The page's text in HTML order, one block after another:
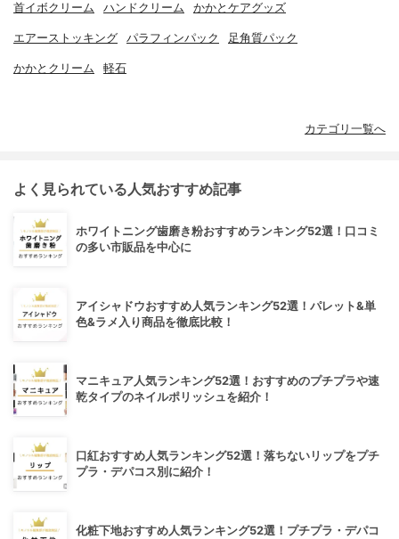
首イボクリーム ハンドクリーム かかとケアグッズ
エアーストッキング パラフィンパック 足角質パック
かかとクリーム 軽石
カテゴリ一覧へ
よく見られている人気おすすめ記事
ホワイトニング歯磨き粉おすすめランキング52選！口コミ
の多い市販品を中心に
アイシャドウおすすめ人気ランキング52選！パレット&単
色&ラメ入り商品を徹底比較！
マニキュア人気ランキング52選！おすすめのプチプラや速
乾タイプのネイルポリッシュを紹介！
口紅おすすめ人気ランキング52選！落ちないリップをプチ
プラ・デパコス別に紹介！
化粧下地おすすめ人気ランキング52選！プチプラ・デパコ